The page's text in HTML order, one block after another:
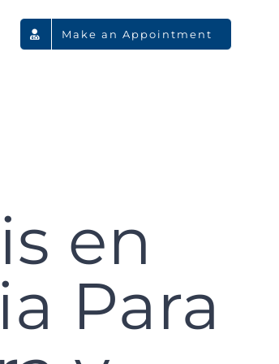
Make an Appointment
en
Para